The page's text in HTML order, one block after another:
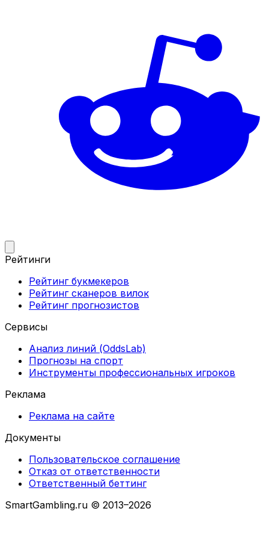
Рейтинги
Рейтинг букмекеров
Рейтинг сканеров вилок
Рейтинг прогнозистов
Сервисы
Анализ линий (OddsLab)
Прогнозы на спорт
Инструменты профессиональных игроков
Реклама
Реклама на сайте
Документы
Пользовательское соглашение
Отказ от ответственности
Ответственный беттинг
SmartGambling.ru © 2013–2026